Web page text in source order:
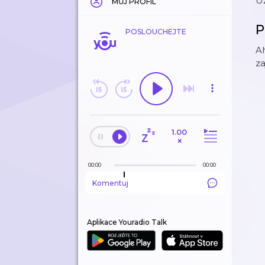
POSLOUCHEJTE
1.00
×
00:00 00:00
Komentuj
Aplikace Youradio Talk